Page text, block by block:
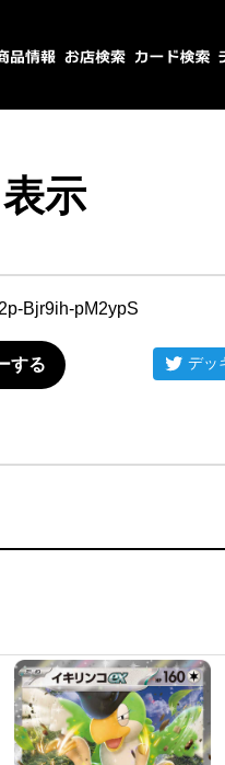
示
Bjr9ih-pM2ypS
する デッ